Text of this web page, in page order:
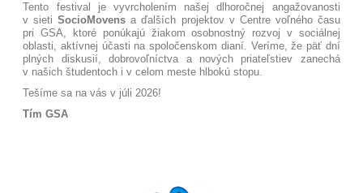
Tento festival je vyvrcholením našej dlhoročnej angažovanosti
v sietiSocioMovens a ďalších projektov v Centre voľného času
pri GSA, ktoré ponúkajú žiakom osobnostný rozvoj v sociálnej
oblasti, aktívnej účasti na spoločenskom dianí. Veríme, že päť dní
plných diskusií, dobrovoľníctva a nových priateľstiev zanechá
v našich študentoch i v celom meste hlbokú stopu.
Tešíme sa na vás v júli 2026!
Tím GSA